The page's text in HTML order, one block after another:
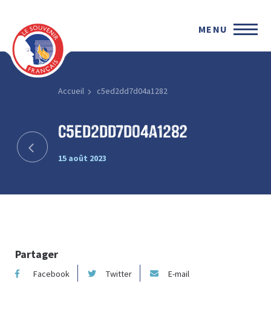
MENU
Accueil c5ed2dd7d04a1282
c5ed2dd7d04a1282
15 août 2023
Partager
Facebook Twitter E-mail